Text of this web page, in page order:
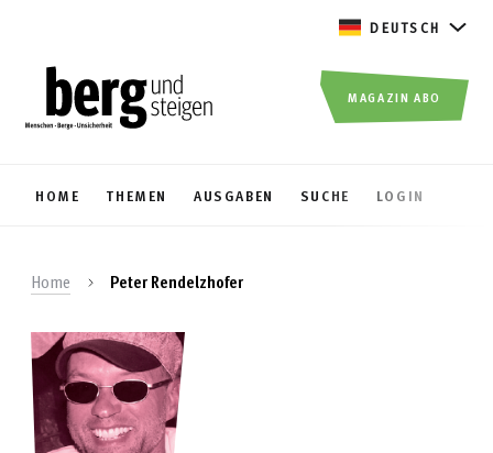
DEUTSCH
HOME THEMEN AUSGABEN SUCHE LOGIN
MAGAZIN ABO
Home Peter Rendelzhofer